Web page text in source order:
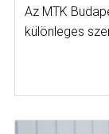
Az MTK
különleges